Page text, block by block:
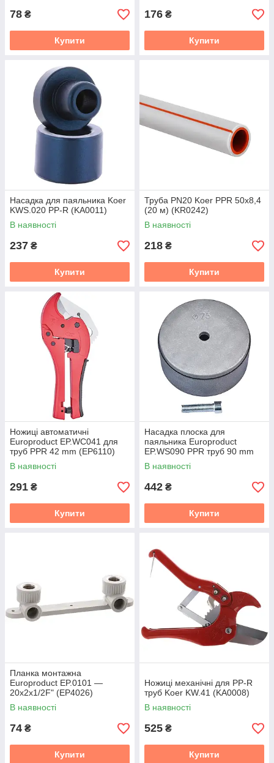
78 ₴
Купити
176 ₴
Купити
Насадка для паяльника Koer
KWS.020 PP-R (KA0011)
В наявності
237 ₴
Купити
Труба PN20 Koer PPR 50x8,4
(20 м) (KR0242)
В наявності
218 ₴
Купити
Ножиці автоматичні
Europroduct EP.WС041 для
труб PPR 42 mm (EP6110)
В наявності
291 ₴
Купити
Насадка плоска для
паяльника Europroduct
EP.WS090 PPR труб 90 mm
(EP6105)
В наявності
442 ₴
Купити
Планка монтажна
Europroduct EP.0101 —
20x2x1/2F" (EP4026)
В наявності
74 ₴
Купити
Ножиці механічні для PP-R
труб Koer KW.41 (KA0008)
В наявності
525 ₴
Купити